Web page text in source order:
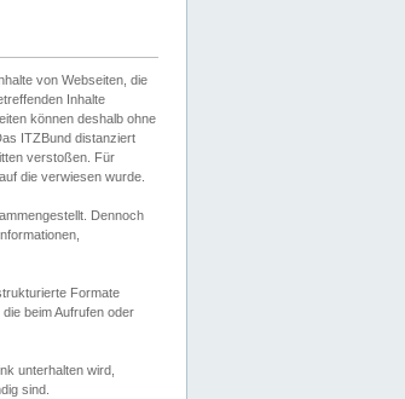
von Webseiten, die
Inhalte
können deshalb ohne
ITZBund distanziert
verstoßen. Für
die verwiesen wurde.
Dennoch
Formate
beim Aufrufen oder
unterhalten wird,
sind.